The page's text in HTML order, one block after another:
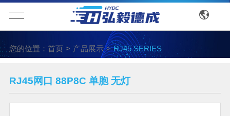
您的位置： 首页 > 产品展示 > RJ45 SERIES
RJ45网口 88P8C 单胞 无灯